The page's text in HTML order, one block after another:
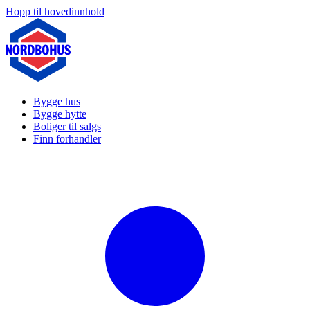
Hopp til hovedinnhold
Bygge hus
Bygge hytte
Boliger til salgs
Finn forhandler